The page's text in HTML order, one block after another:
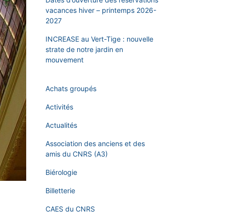
vacances hiver – printemps 2026-
2027
INCREASE au Vert-Tige : nouvelle
strate de notre jardin en
mouvement
Achats groupés
Activités
Actualités
Association des anciens et des
amis du CNRS (A3)
Biérologie
Billetterie
CAES du CNRS